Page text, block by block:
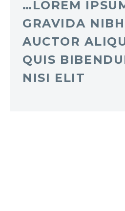
…LOREM
GRAVIDA
AUCTOR
QUIS
NISI ELIT